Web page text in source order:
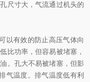
尺寸大，气流通过机头的
以有效的防止高压气体向
比功率，但容易被堵塞，
。孔大不易被堵塞，但影
气温度。排气温度低有利